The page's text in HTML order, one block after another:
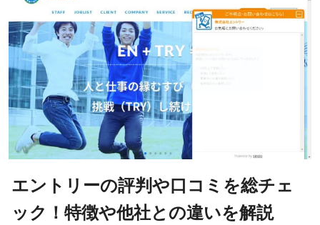
エントリーの評判や口コミを総チェ
ック！特徴や他社との違いを解説